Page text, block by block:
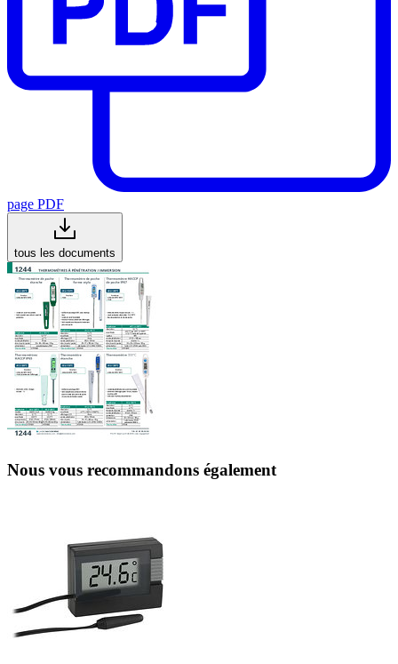
page PDF
tous les documents
Nous vous recommandons également